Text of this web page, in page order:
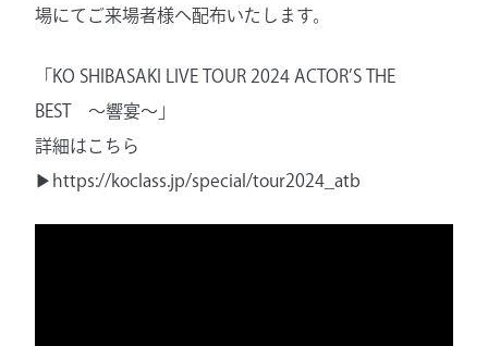
場にてご来場者様へ配布いたします。
「KO SHIBASAKI LIVE TOUR 2024 ACTOR’S THE
BEST 〜響宴〜」
詳細はこちら
▶︎ https://koclass.jp/special/tour2024_atb